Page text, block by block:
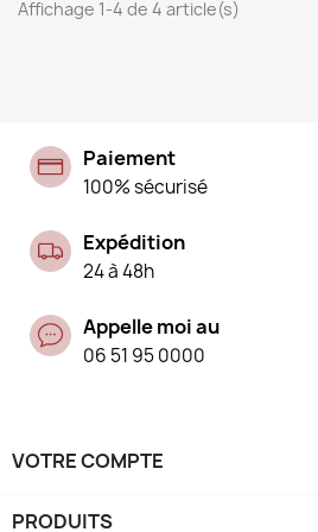
Affichage 1-4 de 4 article(s)
Paiement
100% sécurisé
Expédition
24 à 48h
Appelle moi au
06 51 95 0000
VOTRE COMPTE
PRODUITS